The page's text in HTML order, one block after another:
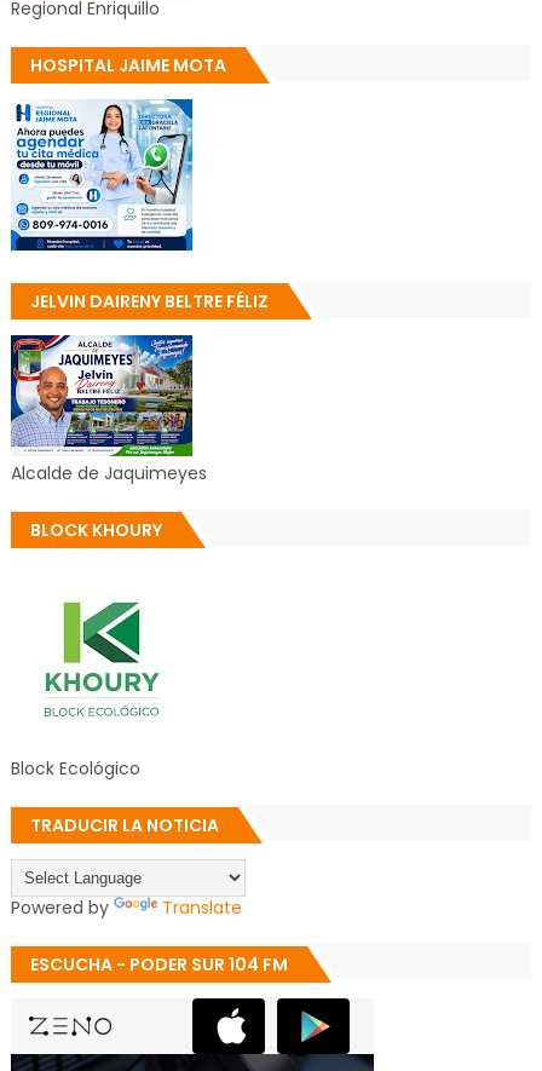
Regional Enriquillo
HOSPITAL JAIME MOTA
JELVIN DAIRENY BELTRE FÉLIZ
Alcalde de Jaquimeyes
BLOCK KHOURY
Block Ecológico
TRADUCIR LA NOTICIA
Powered by Translate
ESCUCHA - PODER SUR 104 FM